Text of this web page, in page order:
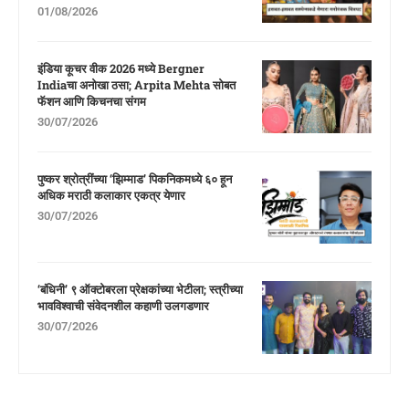
01/08/2026
इंडिया कूचर वीक 2026 मध्ये Bergner
Indiaचा अनोखा ठसा; Arpita Mehta सोबत
फॅशन आणि किचनचा संगम
30/07/2026
पुष्कर श्रोत्रींच्या ‘झिम्माड’ पिकनिकमध्ये ६० हून
अधिक मराठी कलाकार एकत्र येणार
30/07/2026
‘बंधिनी’ ९ ऑक्टोबरला प्रेक्षकांच्या भेटीला; स्त्रीच्या
भावविश्वाची संवेदनशील कहाणी उलगडणार
30/07/2026